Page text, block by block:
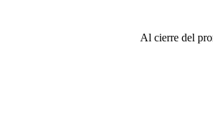
Al cierre del